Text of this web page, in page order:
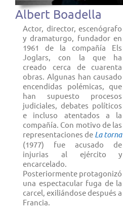
Albert Boadella
Actor, director, escenógrafo
y dramaturgo, fundador en
1961 de la compañía Els
Joglars, con la que ha
creado cerca de cuarenta
obras. Algunas han causado
encendidas polémicas, que
han supuesto procesos
judiciales, debates políticos
e incluso atentados a la
compañía. Con motivo de las
representaciones de La torna
(1977) fue acusado de
injurias al ejército y
encarcelado.
Posteriormente protagonizó
una espectacular fuga de la
carcel, exiliándose después a
Francia.